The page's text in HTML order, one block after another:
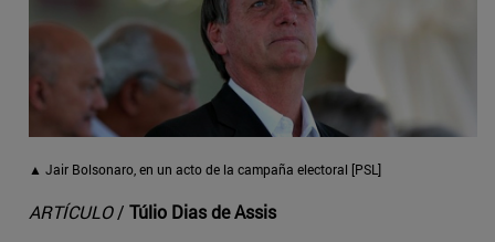
▲ Jair Bolsonaro, en un acto de la campaña electoral [PSL]
ARTÍCULO/ Túlio Dias de Assis